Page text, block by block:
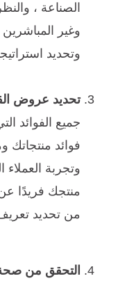
الصناعة ،
وغير
وتحديد
تحديد عروض
جميع الفوائد
فوائد منتجاتك
وتجربة
منتجك فريدًا
من تحديد
التحقق من صحة